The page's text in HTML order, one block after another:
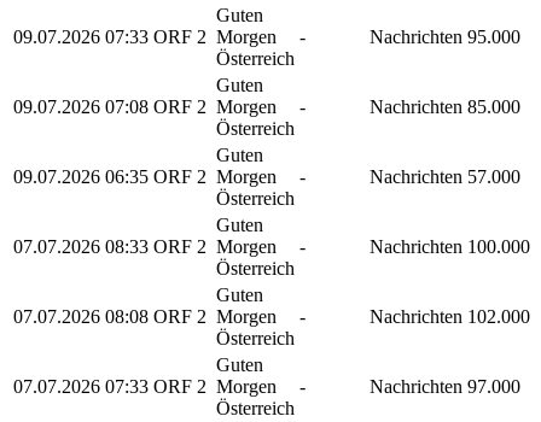
09.07.2026 07:33 ORF 2
Guten
Morgen
Österreich
- Nachrichten 95.000
09.07.2026 07:08 ORF 2
Guten
Morgen
Österreich
- Nachrichten 85.000
09.07.2026 06:35 ORF 2
Guten
Morgen
Österreich
- Nachrichten 57.000
07.07.2026 08:33 ORF 2
Guten
Morgen
Österreich
- Nachrichten 100.000
07.07.2026 08:08 ORF 2
Guten
Morgen
Österreich
- Nachrichten 102.000
07.07.2026 07:33 ORF 2
Guten
Morgen
Österreich
- Nachrichten 97.000